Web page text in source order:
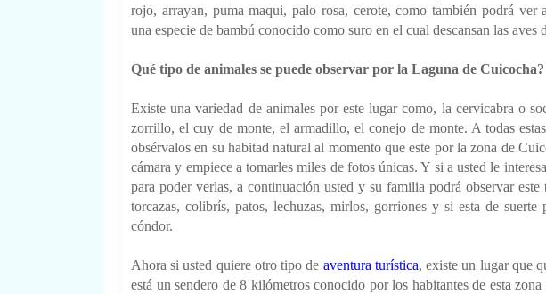
rojo, arrayan, puma maqui, palo rosa, cerote, como también podrá ver
una especie de bambú conocido como suro en el cual descansan las aves
Qué tipo de animales se puede observar por la Laguna de Cuicocha?
Existe una variedad de animales por este lugar como, la cervicabra o
zorrillo, el cuy de monte, el armadillo, el conejo de monte. A todas
obsérvalos en su habitad natural al momento que este por la zona de
cámara y empiece a tomarles miles de fotos únicas. Y si a usted le
para poder verlas, a continuación usted y su familia podrá observar
torcazas, colibrís, patos, lechuzas, mirlos, gorriones y si esta de
cóndor.
Ahora si usted quiere otro tipo de aventura turística, existe un lugar que
está un sendero de 8 kilómetros conocido por los habitantes de esta